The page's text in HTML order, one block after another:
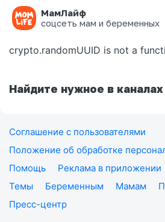
МамЛайф
соцсеть мам и беременных
Ошибка на странице
crypto.randomUUID is not a
Найдите нужное в каналах
Соглашение с пользователями
Положение об обработке
Помощь
Реклама в приложении
Темы
Беременным Мамам
Пресс-центр